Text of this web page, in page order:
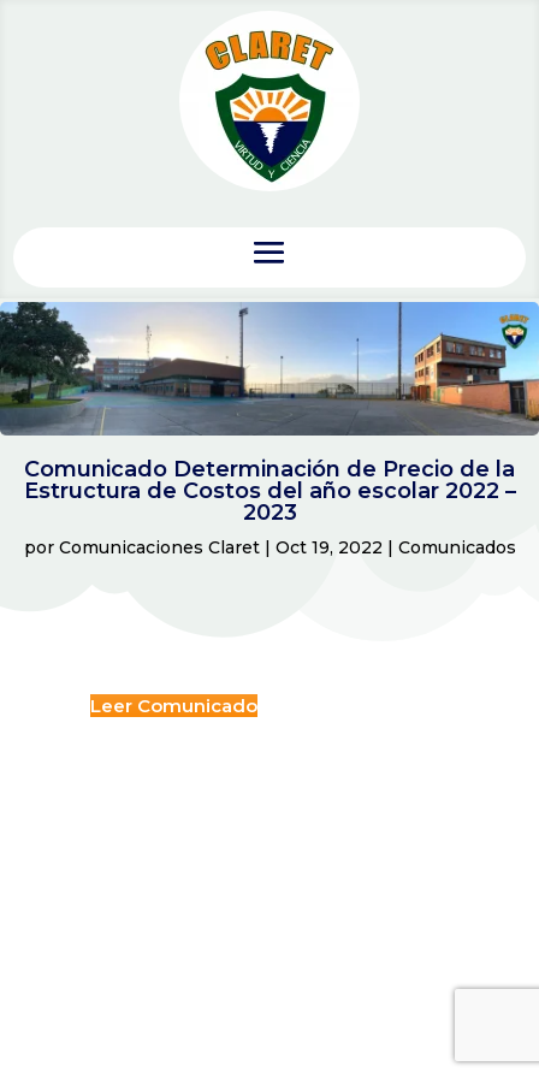
Comunicado Determinación de Precio de la
Estructura de Costos del año escolar 2022 –
2023
por Comunicaciones Claret| Oct 19, 2022 | Comunicados
Leer Comunicado